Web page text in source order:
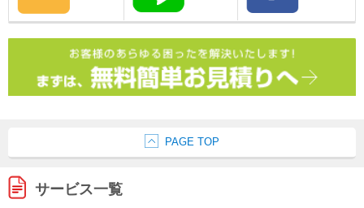
PAGE TOP
サービス一覧